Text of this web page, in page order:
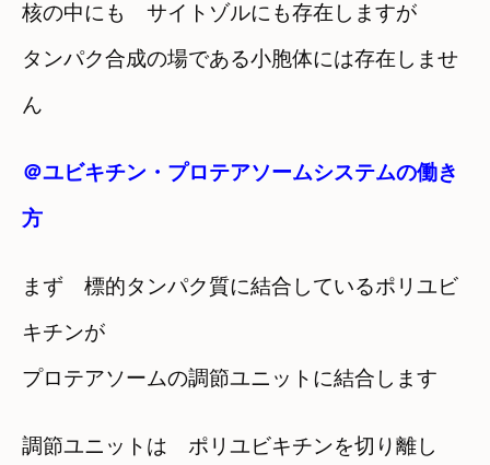
核の中にも サイトゾルにも存在しますが
タンパク合成の場である小胞体には存在しませ
ん
＠ユビキチン・プロテアソームシステムの働き
方
まず 標的タンパク質に結合しているポリユビ
キチンが
プロテアソームの調節ユニットに結合します
調節ユニットは ポリユビキチンを切り離し